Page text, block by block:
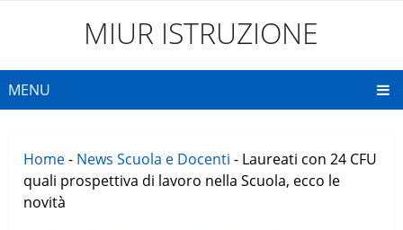
MIUR ISTRUZIONE
MENU
Home- News Scuola e Docenti - Laureati con 24 CFU
quali prospettiva di lavoro nella Scuola, ecco le
novità